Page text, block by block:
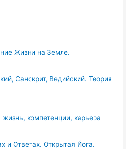
Жизни на Земле.
Санскрит, Ведийский. Теория
жизнь, компетенции, карьера
и Ответах. Открытая Йога.